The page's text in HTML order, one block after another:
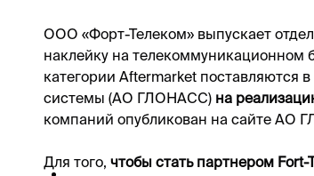
ООО «Форт-Телеком» выпускает
наклейку на телекоммуникационном
категории Aftermarket поставляются
системы (АО ГЛОНАСС) на
компаний опубликован на сайте АО
Для того, чтобы стать партнером